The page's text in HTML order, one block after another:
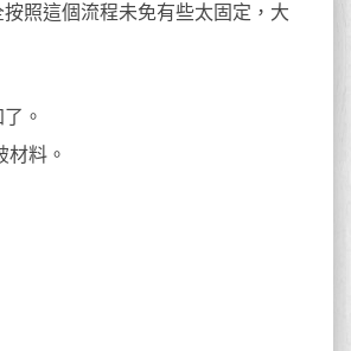
照這個流程未免有些太固定，大
。
材料。